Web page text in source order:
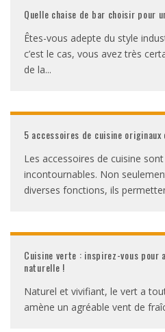
Quelle chaise de bar choisir pour
Êtes-vous adepte du style
c’est le cas, vous avez très
de la...
5 accessoires de cuisine
Les accessoires de cuisine
incontournables. Non
diverses fonctions, ils
Cuisine verte : inspirez-vous
naturelle !
Naturel et vivifiant, le vert a
amène un agréable vent de